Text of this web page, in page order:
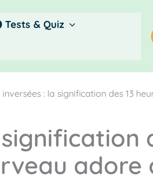
Tests & Quiz
: la signification des 13
adore